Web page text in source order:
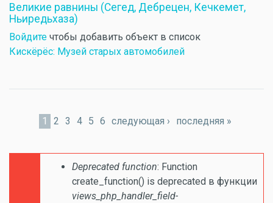
Великие равнины (Сегед, Дебрецен, Кечкемет,
Ньиредьхаза)
Войдите чтобы добавить объект в список
Кискёрёс: Музей старых автомобилей
1 2 3 4 5 6 следующая › последняя »
Сообщение об ошибке
Deprecated function: Function
create_function() is deprecated в функции
views_php_handler_field-